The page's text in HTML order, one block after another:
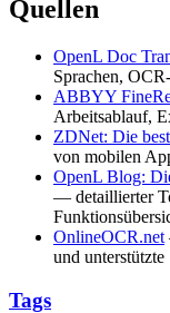
Quellen
OpenL Doc
Sprachen,
ABBYY
Arbeitsablauf,
ZDNet: Die
von mobilen
OpenL Blog:
— detaillierter
OnlineOCR.net
und unterstützte
Tags